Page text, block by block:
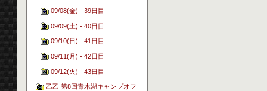
09/08(金) - 39日目
09/09(土) - 40日目
09/10(日) - 41日目
09/11(月) - 42日目
09/12(火) - 43日目
乙乙 第8回青木湖キャンプオフ